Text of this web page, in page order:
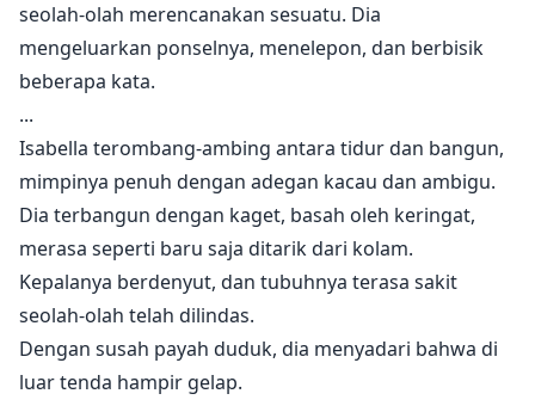
seolah-olah merencanakan sesuatu. Dia
mengeluarkan ponselnya, menelepon, dan berbisik
beberapa kata.
...
Isabella terombang-ambing antara tidur dan bangun,
mimpinya penuh dengan adegan kacau dan ambigu.
Dia terbangun dengan kaget, basah oleh keringat,
merasa seperti baru saja ditarik dari kolam.
Kepalanya berdenyut, dan tubuhnya terasa sakit
seolah-olah telah dilindas.
Dengan susah payah duduk, dia menyadari bahwa di
luar tenda hampir gelap.